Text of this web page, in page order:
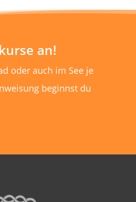
an!
oder auch im See je
beginnst du